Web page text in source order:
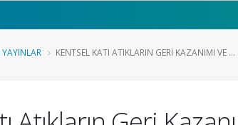
KENTSEL KATI ATIKLARIN GERI KAZANIMI VE ...